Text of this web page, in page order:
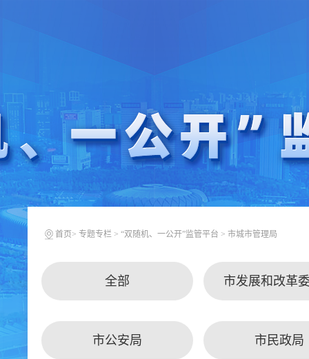
首页 > 专题专栏 > “双随机、一公开”监管平台 > 市城市管理局
全部 市发展和改革
市公安局 市民政局